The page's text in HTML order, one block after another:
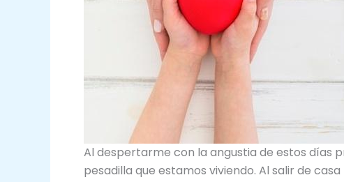
Al despertarme con la angustia de estos días
pesadilla que estamos viviendo. Al salir de